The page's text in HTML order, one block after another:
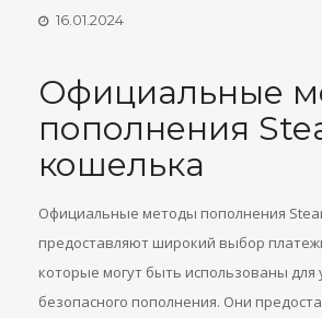
16.01.2024
Официальные
пополнения
кошелька
Официальные методы пополнения
предоставляют широкий выбор
которые могут быть использованы для
безопасного пополнения. Они